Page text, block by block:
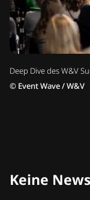
Deep Dive des W&V
© Event Wave / W&V
Keine